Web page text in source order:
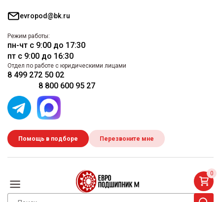
evropod@bk.ru
Режим работы:
пн-чт с 9:00 до 17:30
пт с 9:00 до 16:30
Отдел по работе с юридическими лицами
8 499 272 50 02
8 800 600 95 27
Помощь в подборе Перезвоните мне
0